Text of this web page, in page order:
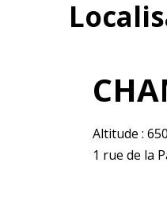
Altitude :
1 rue de la